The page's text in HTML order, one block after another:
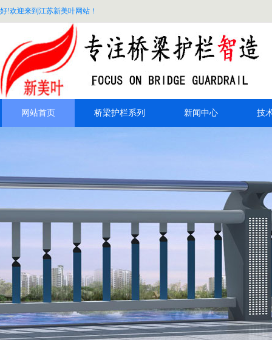
好!欢迎来到江苏新美叶网站！
网站首页 桥梁护栏系列 新闻中心 技